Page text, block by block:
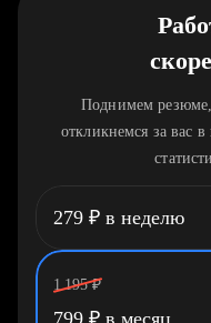
Поднимем
откликнемся за вас
279 ₽ в неделю
1 195 ₽
799 ₽ в месяц